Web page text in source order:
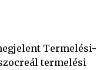
Termelési-
termelési